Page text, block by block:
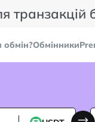
транзакцій
обмін?Обмінники